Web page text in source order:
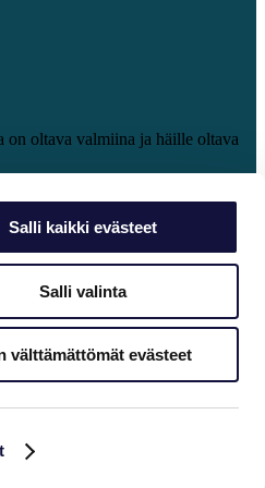
Salli kaikki evästeet
Salli valinta
välttämättömät evästeet
on oltava valmiina ja häille oltava
vielä saman päivän aikana.
aikataulun laatimisessa